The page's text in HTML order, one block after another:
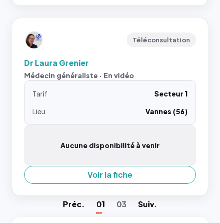
Téléconsultation
Dr Laura Grenier
Médecin généraliste · En vidéo
Tarif
Secteur 1
Lieu
Vannes (56)
Aucune disponibilité à venir
Voir la fiche
Préc. 01 03 Suiv.